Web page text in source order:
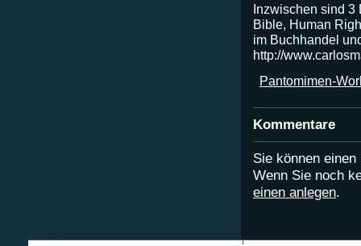
Inzwischen sind 3
Bible, Human
im Buchhandel
http://
Pantomimen-
Kommentare
Sie können
Wenn Sie noch
einen anlegen.